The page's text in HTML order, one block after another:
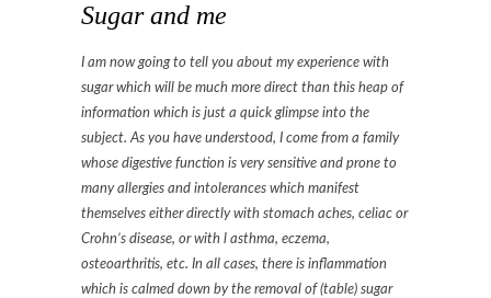
Sugar and me
I am now going to tell you about my experience with
sugar which will be much more direct than this heap of
information which is just a quick glimpse into the
subject. As you have understood, I come from a family
whose digestive function is very sensitive and prone to
many allergies and intolerances which manifest
themselves either directly with stomach aches, celiac or
Crohn’s disease, or with l asthma, eczema,
osteoarthritis, etc. In all cases, there is inflammation
which is calmed down by the removal of (table) sugar